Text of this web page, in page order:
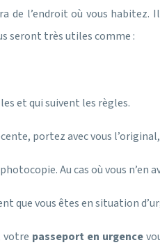
de l’endroit où vous habitez.
seront très utiles comme :
et qui suivent les règles.
portez avec vous
Au cas où vous
que vous êtes en situation
votre passeport en urgence